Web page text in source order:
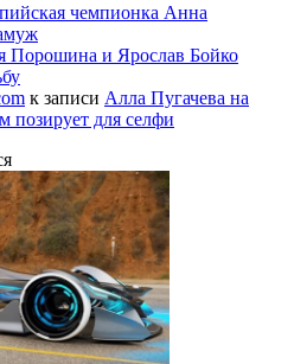
чемпионка Анна
Порошина и Ярослав Бойко
к записи Алла Пугачева на
позирует для селфи